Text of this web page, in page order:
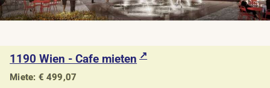
1190 Wien - Cafe mieten
Miete: € 499,07